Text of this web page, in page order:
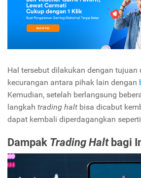
Hal tersebut dilakukan dengan tujuan
kecurangan antara pihak lain dengan
Kemudian, setelah berlangsung
langkah trading halt bisa dicabut
dapat kembali diperdagangkan
Dampak Trading Halt bagi